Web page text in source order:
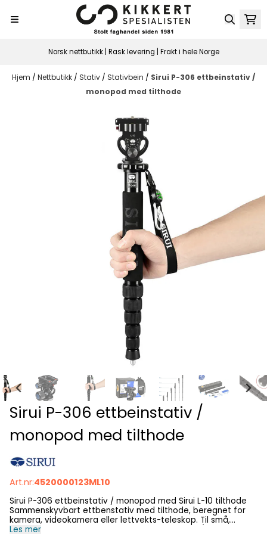
Norsk nettbutikk | Rask levering | Frakt i hele Norge
Hjem / Nettbutikk / Stativ / Stativbein / Sirui P-306 ettbeinstativ /
monopod med tilthode
Sirui P-306 ettbeinstativ /
monopod med tilthode
Art.nr:4520000123ML10
Sirui P-306 ettbeinstativ / monopod med Sirui L-10 tilthode
Sammenskyvbart ettbenstativ med tilthode, beregnet for
kamera, videokamera eller lettvekts-teleskop. Til små,
portable teleskop i størrelsesorden 50-60 mm (evt.
Les mer